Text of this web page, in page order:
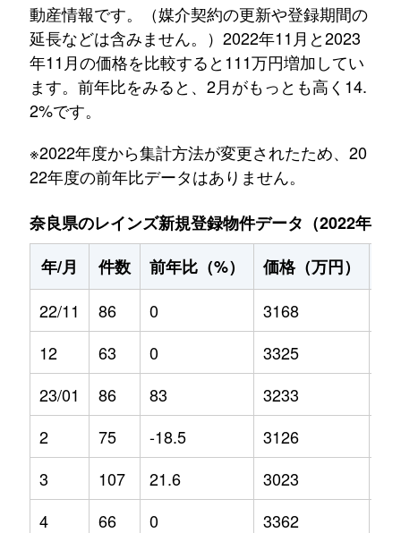
動産情報です。（媒介契約の更新や登録期間の
延長などは含みません。）2022年11月と2023
年11月の価格を比較すると111万円増加してい
ます。前年比をみると、2月がもっとも高く14.
2%です。
※2022年度から集計方法が変更されたため、20
22年度の前年比データはありません。
奈良県のレインズ新規登録物件データ（2022年11
年/月
件数 前年比（%） 価格（万円）
22/11
86 0 3168
12
63 0 3325
23/01
86 83 3233
2
75 -18.5 3126
3
107 21.6 3023
4
66 0 3362